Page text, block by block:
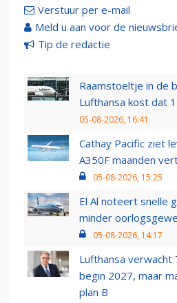
Verstuur per e-mail
Meld u aan voor de
Tip de redactie
Raamstoeltje in de
Lufthansa kost dat
05-08-2026, 16:41
Cathay Pacific ziet
A350F maanden
05-08-2026, 15:25
El Al noteert snelle
minder
05-08-2026, 14:17
Lufthansa verwacht
begin 2027, maar
plan B